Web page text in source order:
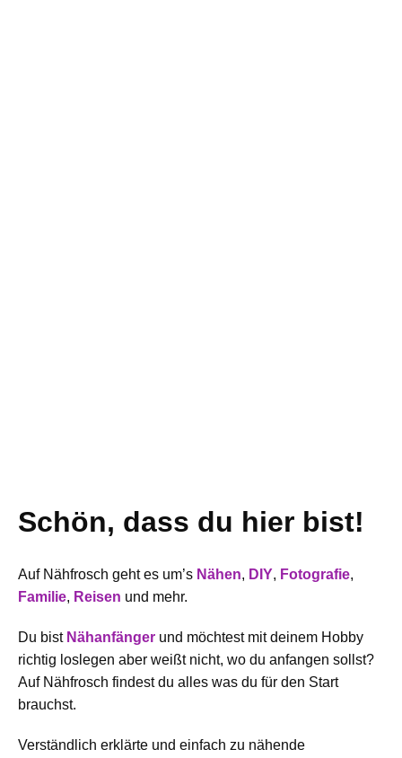
Schön, dass du hier bist!
Auf Nähfrosch geht es um’s Nähen, DIY, Fotografie,
Familie, Reisen und mehr.
Du bist Nähanfänger und möchtest mit deinem Hobby
richtig loslegen aber weißt nicht, wo du anfangen sollst?
Auf Nähfrosch findest du alles was du für den Start
brauchst.
Verständlich erklärte und einfach zu nähende